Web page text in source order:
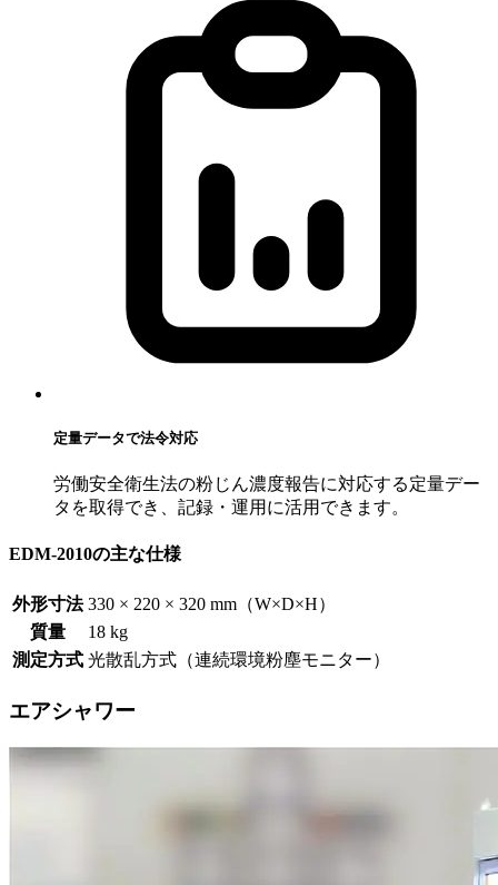
定量データで法令対応
労働安全衛生法の粉じん濃度報告に対応する定量デー
タを取得でき、記録・運用に活用できます。
EDM-2010の主な仕様
外形寸法 330 × 220 × 320 mm（W×D×H）
質量
18 kg
測定方式 光散乱方式（連続環境粉塵モニター）
エアシャワー